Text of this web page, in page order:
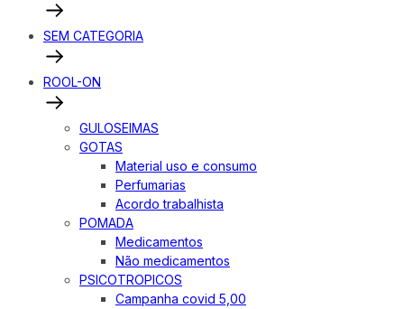
SEM CATEGORIA
ROOL-ON
GULOSEIMAS
GOTAS
Material uso e consumo
Perfumarias
Acordo trabalhista
POMADA
Medicamentos
Não medicamentos
PSICOTROPICOS
Campanha covid 5,00